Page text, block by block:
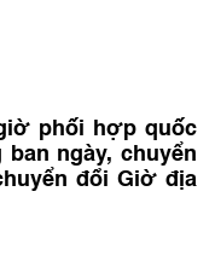
phối hợp quốc
ngày, chuyển
đổi Giờ địa